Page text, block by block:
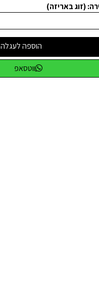
(זוג באריזה)
הוספה לעגלה
ווטסאפ